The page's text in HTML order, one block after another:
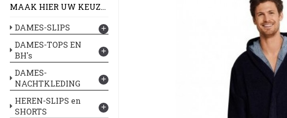
MAAK HIER UW KEUZE :
DAMES-SLIPS
+
DAMES-TOPS EN
BH's
+
DAMES-
NACHTKLEDING
+
HEREN-SLIPS en
SHORTS
+